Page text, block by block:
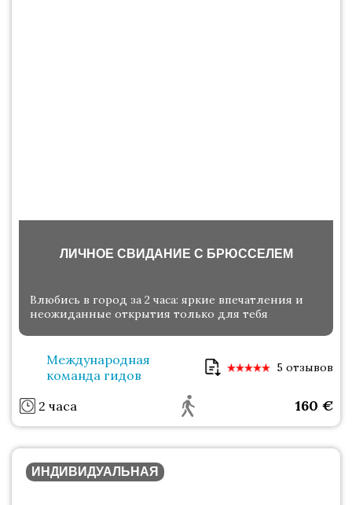
ЛИЧНОЕ СВИДАНИЕ С БРЮССЕЛЕМ
Влюбись в город за 2 часа: яркие впечатления и
неожиданные открытия только для тебя
Международная
команда гидов
5 отзывов
2 часа 160 €
ИНДИВИДУАЛЬНАЯ